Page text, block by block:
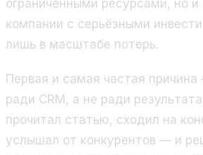
ограниченными ресурсами, но и
компании с серьёзными
лишь в масштабе потерь.
Первая и самая частая
ради CRM, а не ради
прочитал статью, сходил на
услышал от конкурентов — и